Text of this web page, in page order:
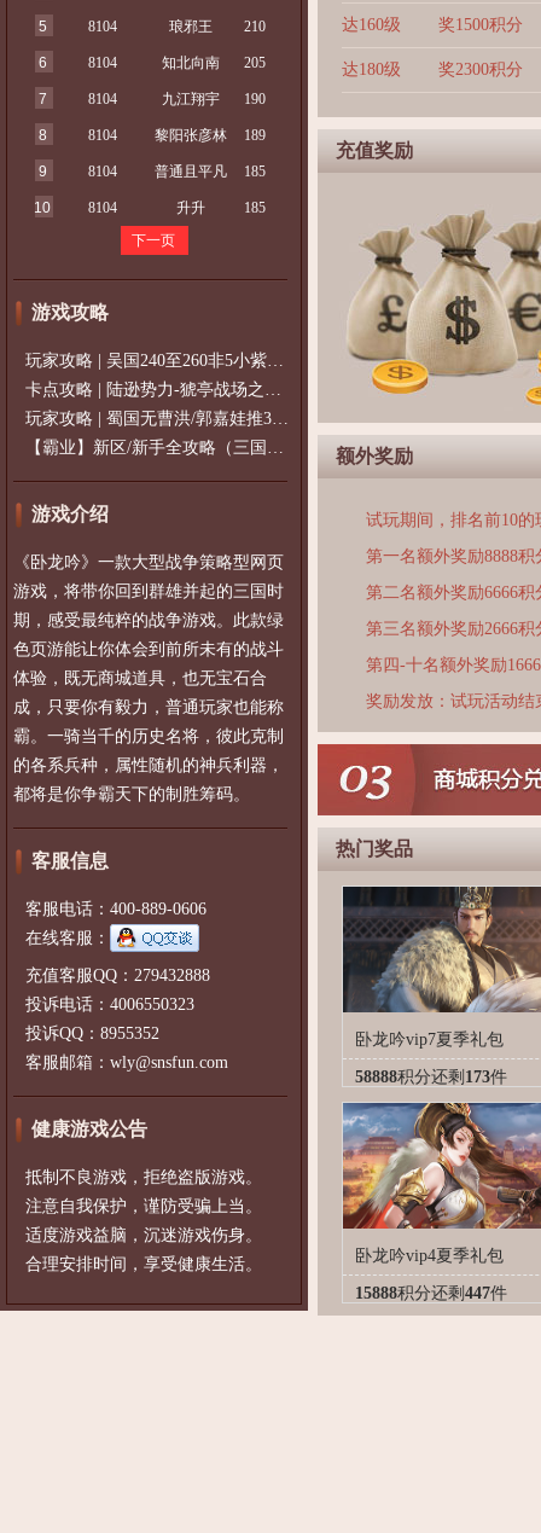
5 8104 琅邪王 210
6 8104 知北向南 205
7 8104 九江翔宇 190
8 8104 黎阳张彦林 189
9 8104 普通且平凡 185
10 8104 升升
185
下一页
游戏攻略
玩家攻略 | 吴国240至260非5小紫过策免
卡点攻略 | 陆逊势力-猇亭战场之陆逊
玩家攻略 | 蜀国无曹洪/郭嘉娃推375级，
【霸业】新区/新手全攻略（三国通用）2
游戏介绍
《卧龙吟》一款大型战争策略型网页
游戏，将带你回到群雄并起的三国时
期，感受最纯粹的战争游戏。此款绿
色页游能让你体会到前所未有的战斗
体验，既无商城道具，也无宝石合
成，只要你有毅力，普通玩家也能称
霸。一骑当千的历史名将，彼此克制
的各系兵种，属性随机的神兵利器，
都将是你争霸天下的制胜筹码。
客服信息
客服电话：400-889-0606
在线客服：
充值客服QQ：279432888
投诉电话：4006550323
投诉QQ：8955352
客服邮箱：wly@snsfun.com
健康游戏公告
抵制不良游戏，拒绝盗版游戏。
注意自我保护，谨防受骗上当。
适度游戏益脑，沉迷游戏伤身。
合理安排时间，享受健康生活。
达160级 奖1500积分
达180级 奖2300积分
充值奖励
额外奖励
试玩期间，排名前10
第一名额外奖励8888积
第二名额外奖励6666积
第三名额外奖励2666积
第四-十名额外奖励
奖励发放：试玩活动
热门奖品
卧龙吟vip7夏季礼包
58888积分还剩 173件
卧龙吟vip4夏季礼包
15888积分还剩 447件